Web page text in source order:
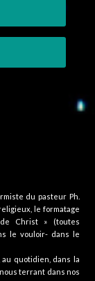
du pasteur Ph.
le formatage
Christ » (toutes
le vouloir- dans le
quotidien, dans la
terrant dans nos